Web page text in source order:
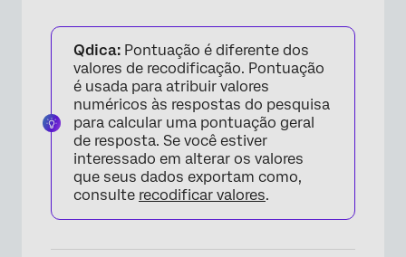
Qdica: Pontuação é diferente dos
valores de recodificação. Pontuação
é usada para atribuir valores
numéricos às respostas do pesquisa
para calcular uma pontuação geral
de resposta. Se você estiver
interessado em alterar os valores
que seus dados exportam como,
consulte recodificar valores.